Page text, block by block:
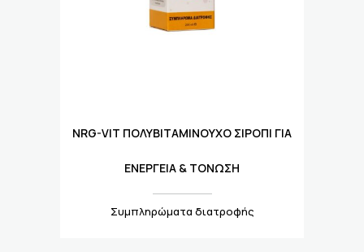
NRG-VIT ΠΟΛΥΒΙΤΑΜΙΝΟΎΧΟ ΣΙΡΌΠΙ ΓΙΑ
ΕΝΈΡΓΕΙΑ & ΤΌΝΩΣΗ
Συμπληρώματα διατροφής